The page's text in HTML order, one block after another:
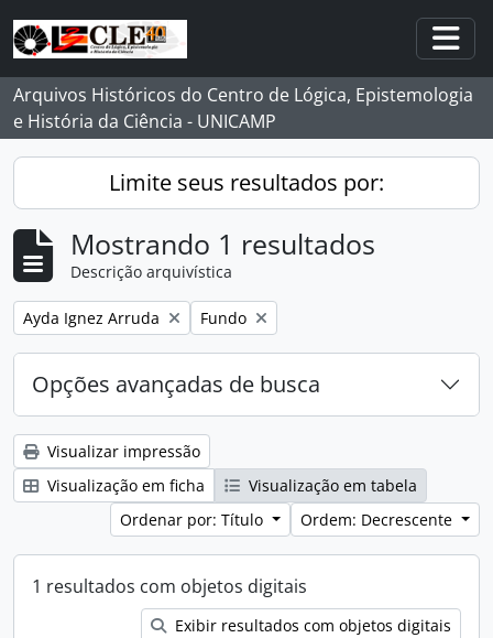
Skip to main content
Arquivos Históricos do Centro de Lógica, Epistemologia
e História da Ciência - UNICAMP
Limite seus resultados por:
Mostrando 1 resultados
Descrição arquivística
Remover filtro:
Ayda Ignez Arruda Remover filtro:
Fundo
Opções avançadas de busca
Visualizar impressão
Visualização em ficha
Visualização em tabela
Ordenar por: Título
Ordem: Decrescente
1 resultados com objetos digitais
Exibir resultados com objetos digitais